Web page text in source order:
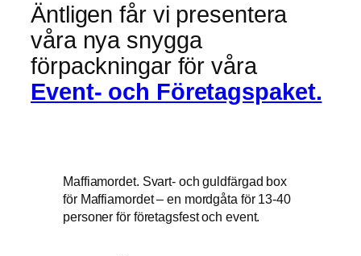
Äntligen får vi presentera
våra nya snygga
förpackningar för våra
Event- och Företagspaket.
Maffiamordet. Svart- och guldfärgad box
för Maffiamordet – en mordgåta för 13-40
personer för företagsfest och event.